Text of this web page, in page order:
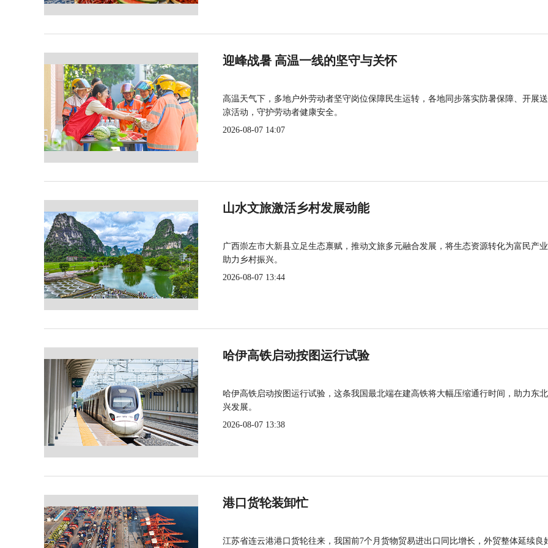
迎峰战暑 高温一线的坚守与关怀
高温天气下，多地户外劳动者坚守岗位保障民生运转，各地同步落实防暑保障、开展
凉活动，守护劳动者健康安全。
2026-08-07 14:07
山水文旅激活乡村发展动能
广西崇左市大新县立足生态禀赋，推动文旅多元融合发展，将生态资源转化为富民产
助力乡村振兴。
2026-08-07 13:44
哈伊高铁启动按图运行试验
哈伊高铁启动按图运行试验，这条我国最北端在建高铁将大幅压缩通行时间，助力东
兴发展。
2026-08-07 13:38
港口货轮装卸忙
江苏省连云港港口货轮往来，我国前7个月货物贸易进出口同比增长，外贸整体延续良